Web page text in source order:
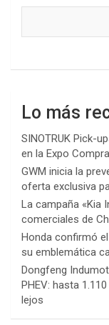
Lo más
SINOTRUK Pick-
en la Expo
GWM inicia la
oferta exclusiva
La campaña «Kia
comerciales de
Honda confirmó
su emblemática
Dongfeng
PHEV: hasta
lejos